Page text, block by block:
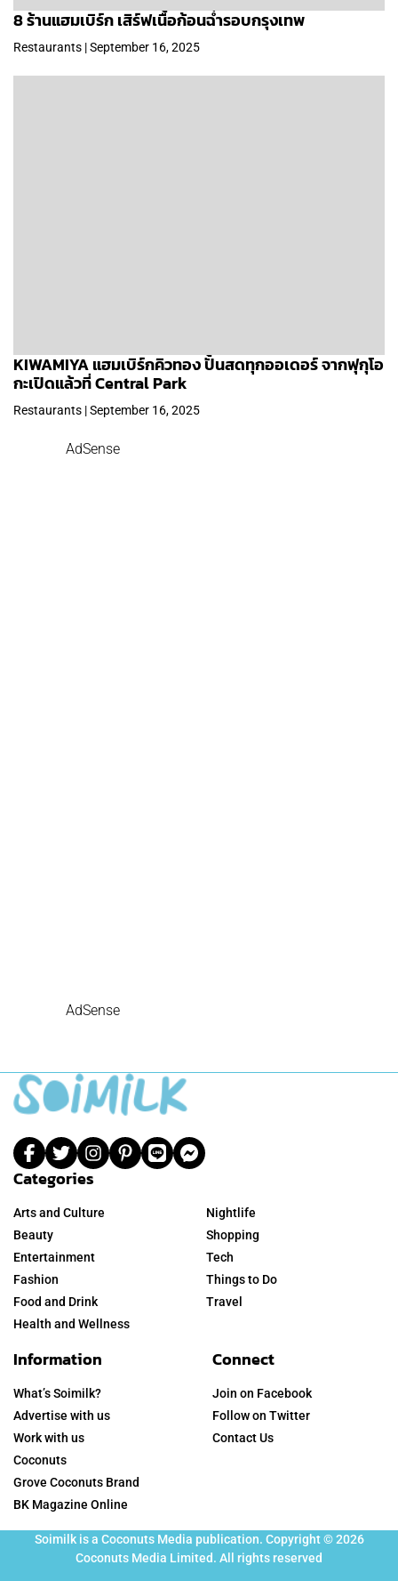
8 ร้านแฮมเบิร์ก เสิร์ฟเนื้อก้อนฉ่ำรอบกรุงเทพ
Restaurants | September 16, 2025
KIWAMIYA แฮมเบิร์กคิวทอง ปั้นสดทุกออเดอร์ จากฟุกุโอ
กะเปิดแล้วที่ Central Park
Restaurants | September 16, 2025
AdSense
AdSense
Categories
Arts and Culture
Beauty
Entertainment
Fashion
Food and Drink
Health and Wellness
Nightlife
Shopping
Tech
Things to Do
Travel
Information
What’s Soimilk?
Advertise with us
Work with us
Coconuts
Grove Coconuts Brand
BK Magazine Online
Connect
Join on Facebook
Follow on Twitter
Contact Us
Soimilk is a Coconuts Media publication. Copyright © 2026
Coconuts Media Limited. All rights reserved